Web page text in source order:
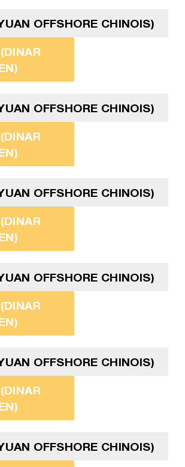
OFFSHORE CHINOIS)
OFFSHORE CHINOIS)
OFFSHORE CHINOIS)
OFFSHORE CHINOIS)
OFFSHORE CHINOIS)
OFFSHORE CHINOIS)